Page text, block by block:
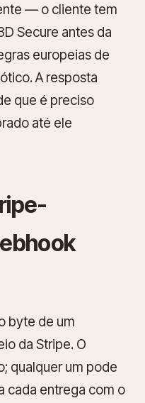
— o cliente tem
Secure antes da
europeias de
A resposta
que é preciso
até ele
byte de um
da Stripe. O
qualquer um pode
cada entrega com o